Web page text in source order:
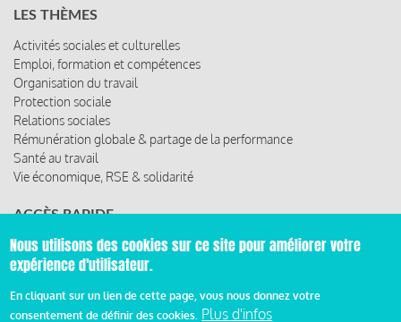
LES THÈMES
Activités sociales et culturelles
Emploi, formation et compétences
Organisation du travail
Protection sociale
Relations sociales
Rémunération globale & partage de la performance
Santé au travail
Vie économique, RSE & solidarité
ACCÈS RAPIDE
Les abonnements
Les rencontres
Nous utilisons des cookies sur ce site pour améliorer votre
expérience d'utilisateur.
En cliquant sur un lien de cette page, vous nous donnez votre
consentement de définir des cookies. Plus d'infos